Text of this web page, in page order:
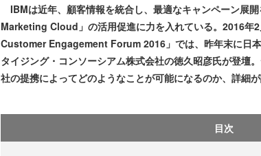
IBMは近年、顧客情報を統合し、最適なキャンペーン展
Marketing Cloud」の活用促進に力を入れている。2016年
Customer Engagement Forum 2016」では、昨年末に日
タイジング・コンソーシアム株式会社の徳久昭彦氏が登壇
社の提携によってどのようなことが可能になるのか、詳細が
目次